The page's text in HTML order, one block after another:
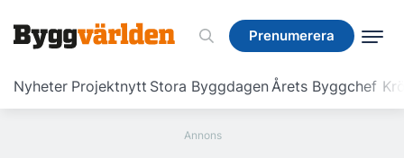
Prenumerera
Nyheter Projektnytt Stora ByggdagenÅrets Byggchef
Prenumerera